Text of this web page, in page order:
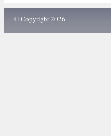
© Copyright 2026